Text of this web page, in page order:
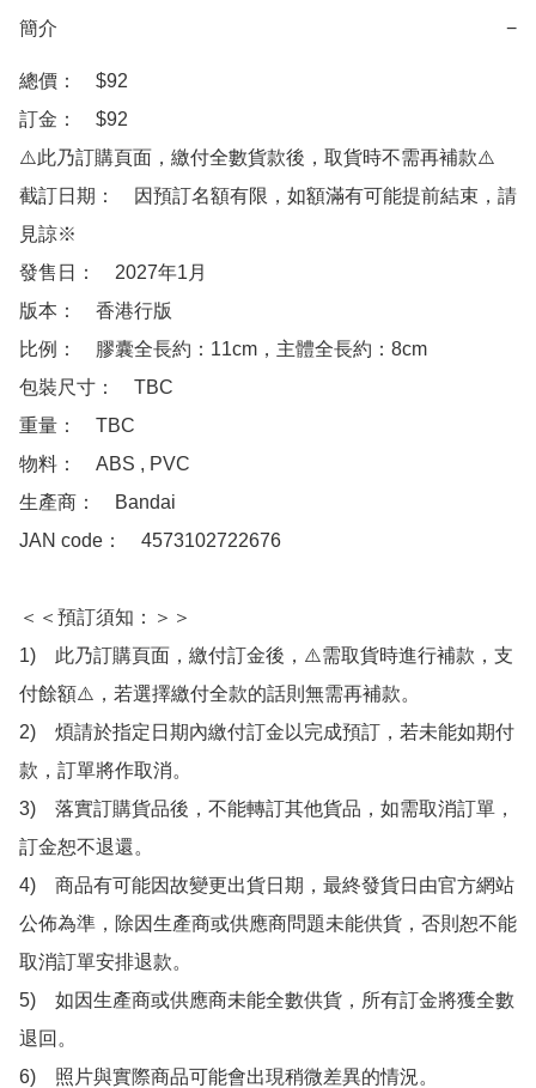
簡介 −
總價：　$92
訂金：　$92
⚠️此乃訂購頁面，繳付全數貨款後，取貨時不需再補款⚠️
截訂日期：　因預訂名額有限，如額滿有可能提前結束，請
見諒※
發售日：　2027年1月
版本：　香港行版
比例：　膠囊全長約：11cm，主體全長約：8cm
包裝尺寸：　TBC
重量：　TBC
物料：　ABS , PVC
生產商：　Bandai
JAN code：　4573102722676
＜＜預訂須知：＞＞
1)　此乃訂購頁面，繳付訂金後，⚠️需取貨時進行補款，支
付餘額⚠️，若選擇繳付全款的話則無需再補款。
2)　煩請於指定日期內繳付訂金以完成預訂，若未能如期付
款，訂單將作取消。
3)　落實訂購貨品後，不能轉訂其他貨品，如需取消訂單，
訂金恕不退還。
4)　商品有可能因故變更出貨日期，最終發貨日由官方網站
公佈為準，除因生產商或供應商問題未能供貨，否則恕不能
取消訂單安排退款。
5)　如因生產商或供應商未能全數供貨，所有訂金將獲全數
退回。
6)　照片與實際商品可能會出現稍微差異的情況。